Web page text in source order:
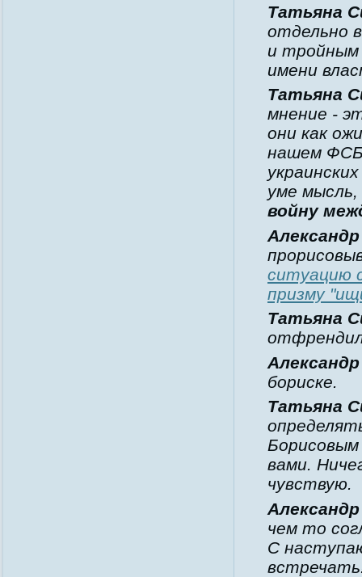
Татьяна
отдельно
и тройным
имени
Татьяна
мнение -
они как
нашем
уме
войну
ситуацию
призму
Татьяна
бориске.
Татьяна
Борисовым
вами.
чувствую.
чем то
С